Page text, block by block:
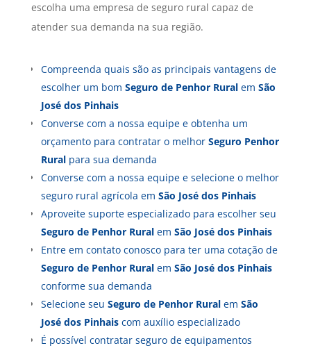
escolha uma empresa de seguro rural capaz de
atender sua demanda na sua região.
Compreenda quais são as principais vantagens de
escolher um bom Seguro de Penhor Ruralem São
José dos Pinhais
Converse com a nossa equipe e obtenha um
orçamento para contratar o melhor Seguro Penhor
Ruralpara sua demanda
Converse com a nossa equipe e selecione o melhor
seguro rural agrícola em São José dos Pinhais
Aproveite suporte especializado para escolher seu
Seguro de Penhor Ruralem São José dos Pinhais
Entre em contato conosco para ter uma cotação de
Seguro de Penhor Ruralem São José dos Pinhais
conforme sua demanda
Selecione seu Seguro de Penhor Ruralem São
José dos Pinhaiscom auxílio especializado
É possível contratar seguro de equipamentos